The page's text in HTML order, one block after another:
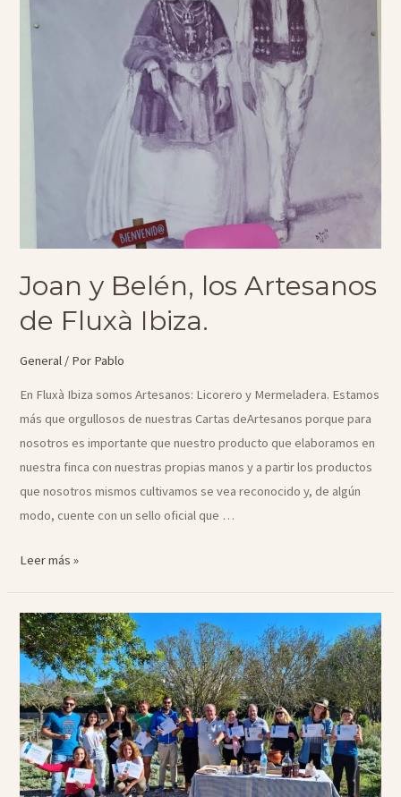
Joan y Belén, los Artesanos
de Fluxà Ibiza.
General / Por Pablo
En Fluxà Ibiza somos Artesanos: Licorero y Mermeladera. Estamos
más que orgullosos de nuestras Cartas deArtesanos porque para
nosotros es importante que nuestro producto que elaboramos en
nuestra finca con nuestras propias manos y a partir los productos
que nosotros mismos cultivamos se vea reconocido y, de algún
modo, cuente con un sello oficial que …
Joan
los
Artesanos
de
Fluxà
Ibiza.
Leer más »